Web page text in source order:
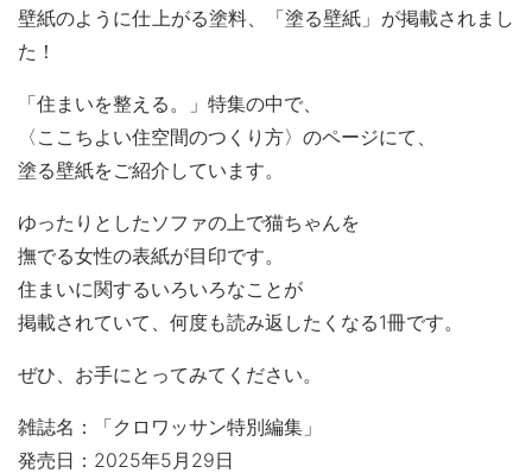
活動内容
個人情報について PRIVACY POLICY
壁紙のように仕上がる塗料、「塗る壁紙」が掲載されまし
た！
「住まいを整える。」特集の中で、
〈ここちよい住空間のつくり方〉のページにて、
塗る壁紙をご紹介しています。
ゆったりとしたソファの上で猫ちゃんを
撫でる女性の表紙が目印です。
住まいに関するいろいろなことが
掲載されていて、何度も読み返したくなる1冊です。
ぜひ、お手にとってみてください。
雑誌名：「クロワッサン特別編集」
発売日：2025年5月29日